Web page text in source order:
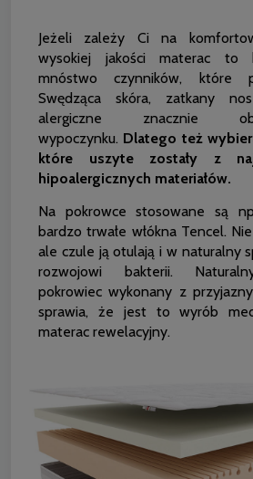
Jeżeli zależy Ci na
wysokiej jakości materac to
mnóstwo czynników, które
Swędząca skóra, zatkany
alergiczne znacznie
wypoczynku. Dlatego też
które uszyte zostały z
hipoalergicznych materiałów.
Na pokrowce stosowane są
bardzo trwałe włókna Tencel.
ale czule ją otulają i w naturalny
rozwojowi bakterii.
pokrowiec wykonany z
sprawia, że jest to wyrób
materac rewelacyjny.